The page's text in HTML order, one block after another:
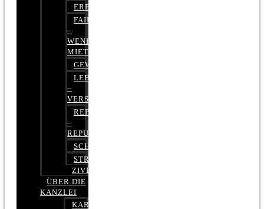
ERBRECHT
FAIRMIETEN
–
WENIGER
MIETE
GEWERBERECHT
LEBENSVERSICHERUNG
–
VERSICHERUNGSRECHT
REPUTATIONSRECHT
–
REPUTATIONSMANAGEMENT
SCHUFARECHT
STRAFRECHT
ZIVILRECHT
ÜBER DIE
KANZLEI
KARRIERE